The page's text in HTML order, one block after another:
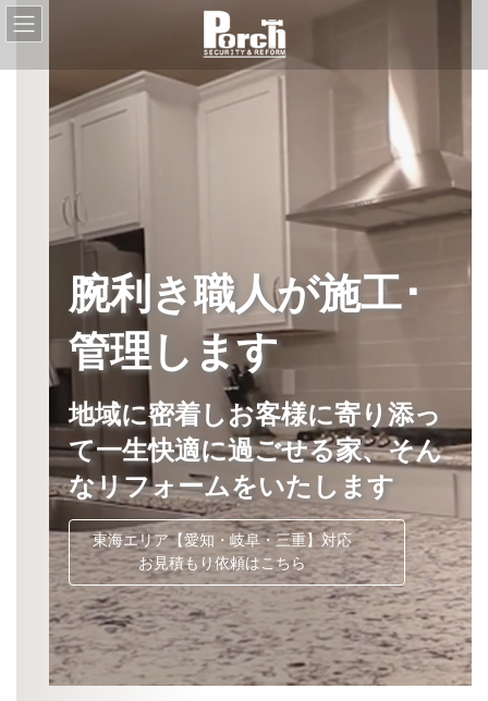
コ
ン
テ
ン
ナ
ビ
ゲ
ー
腕利き職人が施工･
管理します
地域に密着しお客様に寄り添っ
て一生快適に過ごせる家、そん
なリフォームをいたします
東海エリア【愛知・岐阜・三重】対応
お見積もり依頼はこちら